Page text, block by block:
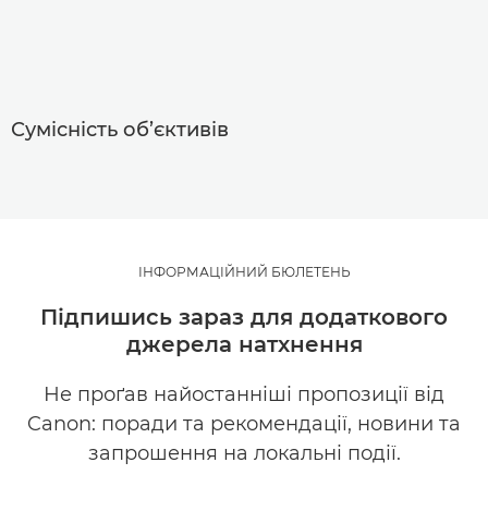
Сумісність об’єктивів
ІНФОРМАЦІЙНИЙ БЮЛЕТЕНЬ
Підпишись зараз для додаткового
джерела натхнення
Не проґав найостанніші пропозиції від
Canon: поради та рекомендації, новини та
запрошення на локальні події.